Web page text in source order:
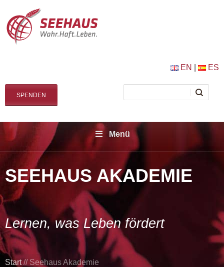
EN ES
SPENDEN
Menü
SEEHAUS AKADEMIE
Lernen, was Leben fördert
Start// Seehaus Akademie